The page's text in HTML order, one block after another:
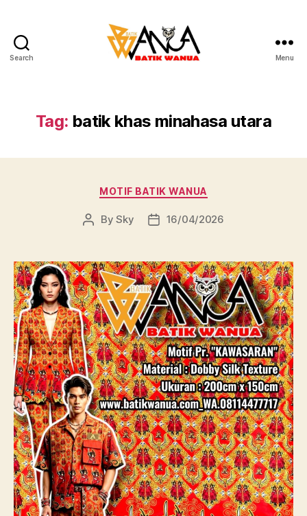
Search Menu
Tag: batik khas minahasa utara
Categories
MOTIF BATIK WANUA
PostBySky
Post16/04/2026